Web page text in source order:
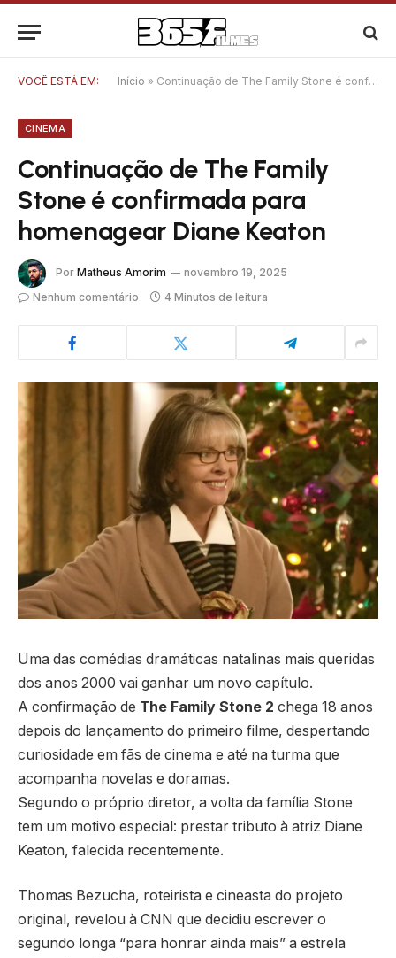
VOCÊ ESTÁ EM: Início » Continuação de The Family Stone é confirmada para homenagear Diane Keaton
CINEMA
Continuação de The Family
Stone é confirmada para
homenagear Diane Keaton
Por Matheus Amorim
novembro 19, 2025
Nenhum comentário
4 Minutos de leitura
Uma das comédias dramáticas natalinas mais queridas
dos anos 2000 vai ganhar um novo capítulo.
A confirmação de The Family Stone 2 chega 18 anos
depois do lançamento do primeiro filme, despertando
curiosidade em fãs de cinema e até na turma que
acompanha novelas e doramas.
Segundo o próprio diretor, a volta da família Stone
tem um motivo especial: prestar tributo à atriz Diane
Keaton, falecida recentemente.
Thomas Bezucha, roteirista e cineasta do projeto
original, revelou à CNN que decidiu escrever o
segundo longa “para honrar ainda mais” a estrela